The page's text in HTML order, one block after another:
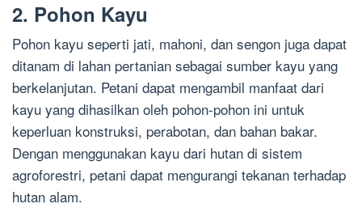
2. Pohon Kayu
Pohon kayu seperti jati, mahoni, dan sengon juga dapat
ditanam di lahan pertanian sebagai sumber kayu yang
berkelanjutan. Petani dapat mengambil manfaat dari
kayu yang dihasilkan oleh pohon-pohon ini untuk
keperluan konstruksi, perabotan, dan bahan bakar.
Dengan menggunakan kayu dari hutan di sistem
agroforestri, petani dapat mengurangi tekanan terhadap
hutan alam.